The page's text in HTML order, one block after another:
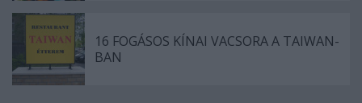
16 FOGÁSOS KÍNAI VACSORA A TAIWAN-
BAN